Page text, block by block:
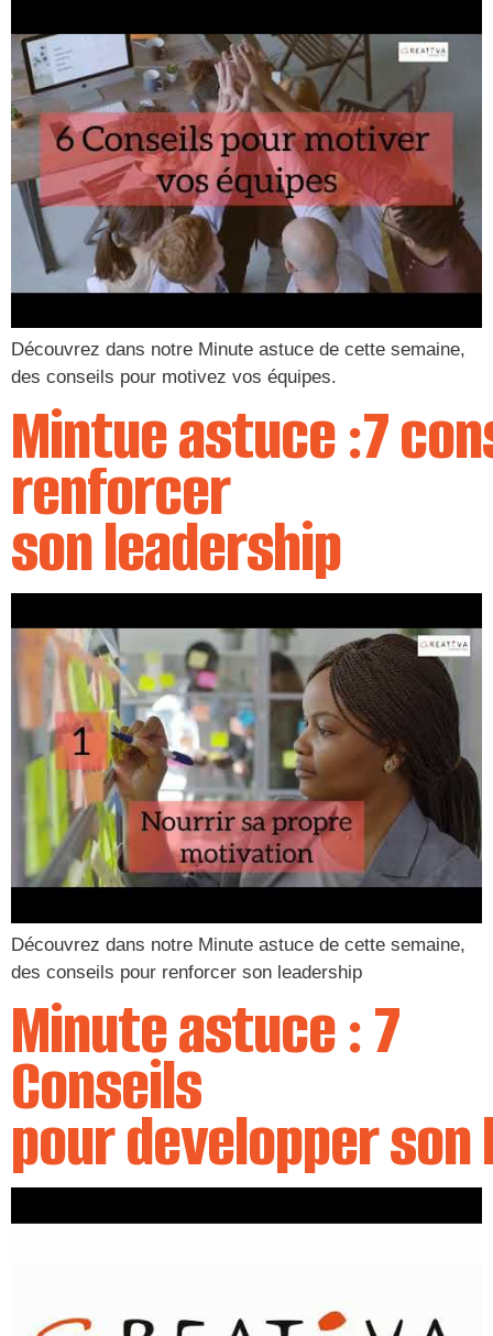
Découvrez dans notre Minute astuce de cette semaine,
des conseils pour motivez vos équipes.
Mintue astuce :7
renforcer
son leadership
Découvrez dans notre Minute astuce de cette semaine,
des conseils pour renforcer son leadership
Minute astuce : 7
Conseils
pour developper